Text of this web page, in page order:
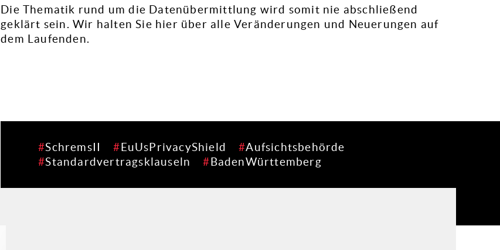
Die Thematik rund um die Datenübermittlung wird somit nie abschließend
geklärt sein. Wir halten Sie hier über alle Veränderungen und Neuerungen auf
dem Laufenden.
SchremsII EuUsPrivacyShield
Aufsichtsbehörde
Standardvertragsklauseln
BadenWürttemberg